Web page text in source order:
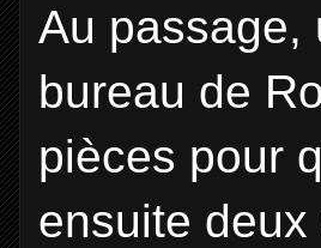
Au passage,
bureau de
pièces pour
ensuite